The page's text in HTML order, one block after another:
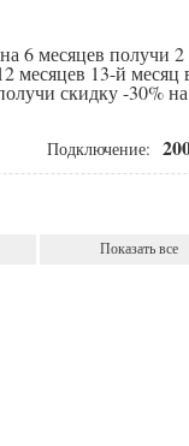
месяцев получи 2
13-й месяц
скидку -30%
Подключение:
Показать все